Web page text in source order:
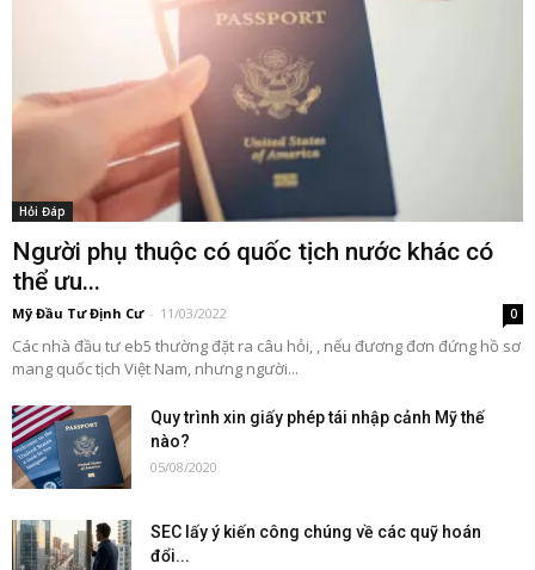
Hỏi Đáp
Người phụ thuộc có quốc tịch nước khác có
thể ưu...
Mỹ Đầu Tư Định Cư - 11/03/2022 0
Các nhà đầu tư eb5 thường đặt ra câu hỏi, , nếu đương đơn đứng hồ sơ
mang quốc tịch Việt Nam, nhưng người...
Quy trình xin giấy phép tái nhập cảnh Mỹ thế
nào?
05/08/2020
SEC lấy ý kiến công chúng về các quỹ hoán
đổi...